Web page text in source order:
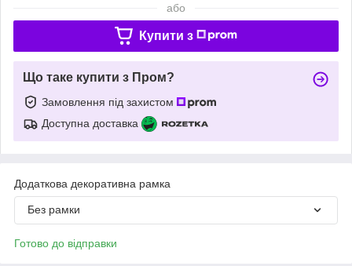
або
Купити з
Що таке купити з Пром?
Замовлення під захистом
Доступна доставка
Додаткова декоративна рамка
Без рамки
Готово до відправки